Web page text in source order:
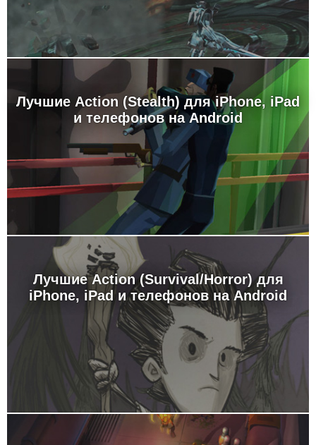
Лучшие Action (Stealth) для iPhone, iPad
и телефонов на Android
Лучшие Action (Survival/Horror) для
iPhone, iPad и телефонов на Android